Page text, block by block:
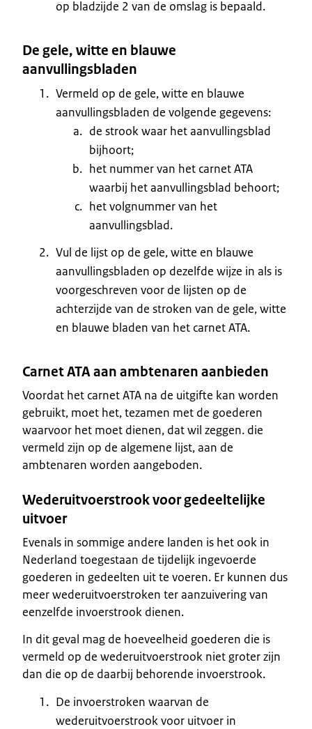
op bladzijde 2 van de omslag is bepaald.
De gele, witte en blauwe
aanvullingsbladen
Vermeld op de gele, witte en blauwe
aanvullingsbladen de volgende gegevens:
de strook waar het aanvullingsblad
bijhoort;
het nummer van het carnet ATA
waarbij het aanvullingsblad behoort;
het volgnummer van het
aanvullingsblad.
Vul de lijst op de gele, witte en blauwe
aanvullingsbladen op dezelfde wijze in als is
voorgeschreven voor de lijsten op de
achterzijde van de stroken van de gele, witte
en blauwe bladen van het carnet ATA.
Carnet ATA aan ambtenaren aanbieden
Voordat het carnet ATA na de uitgifte kan worden
gebruikt, moet het, tezamen met de goederen
waarvoor het moet dienen, dat wil zeggen. die
vermeld zijn op de algemene lijst, aan de
ambtenaren worden aangeboden.
Wederuitvoerstrook voor gedeeltelijke
uitvoer
Evenals in sommige andere landen is het ook in
Nederland toegestaan de tijdelijk ingevoerde
goederen in gedeelten uit te voeren. Er kunnen dus
meer wederuitvoerstroken ter aanzuivering van
eenzelfde invoerstrook dienen.
In dit geval mag de hoeveelheid goederen die is
vermeld op de wederuitvoerstrook niet groter zijn
dan die op de daarbij behorende invoerstrook.
De invoerstroken waarvan de
wederuitvoerstrook voor uitvoer in